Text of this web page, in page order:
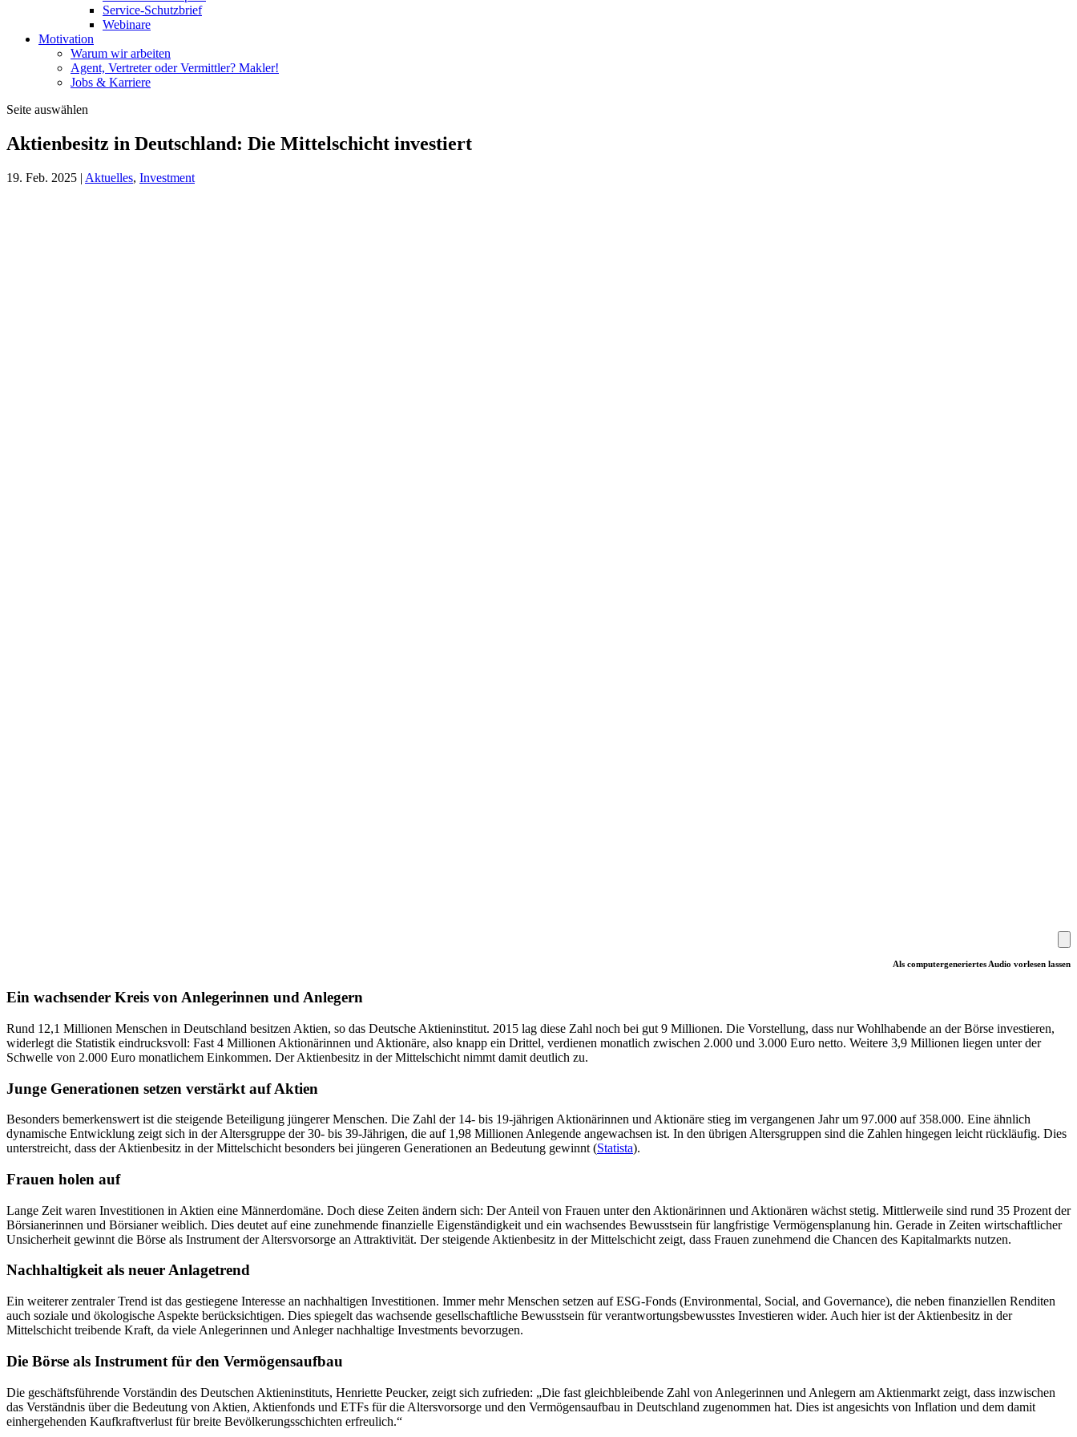
Service-Schutzbrief
Webinare
Motivation
Warum wir arbeiten
Agent, Vertreter oder Vermittler? Makler!
Jobs & Karriere
Seite auswählen
Aktienbesitz in Deutschland: Die Mittelschicht investiert
19. Feb. 2025 | Aktuelles, Investment
Als computergeneriertes Audio vorlesen lassen
Ein wachsender Kreis von Anlegerinnen und Anlegern
Rund 12,1 Millionen Menschen in Deutschland besitzen Aktien, so das Deutsche Aktieninstitut. 2015 lag diese Zahl noch bei gut 9 Millionen. Die Vorstellung, dass nur Wohlhabende an der Börse investieren,
widerlegt die Statistik eindrucksvoll: Fast 4 Millionen Aktionärinnen und Aktionäre, also knapp ein Drittel, verdienen monatlich zwischen 2.000 und 3.000 Euro netto. Weitere 3,9 Millionen liegen unter der
Schwelle von 2.000 Euro monatlichem Einkommen. Der Aktienbesitz in der Mittelschicht nimmt damit deutlich zu.
Junge Generationen setzen verstärkt auf Aktien
Besonders bemerkenswert ist die steigende Beteiligung jüngerer Menschen. Die Zahl der 14- bis 19-jährigen Aktionärinnen und Aktionäre stieg im vergangenen Jahr um 97.000 auf 358.000. Eine ähnlich
dynamische Entwicklung zeigt sich in der Altersgruppe der 30- bis 39-Jährigen, die auf 1,98 Millionen Anlegende angewachsen ist. In den übrigen Altersgruppen sind die Zahlen hingegen leicht rückläufig. Dies
unterstreicht, dass der Aktienbesitz in der Mittelschicht besonders bei jüngeren Generationen an Bedeutung gewinnt (Statista).
Frauen holen auf
Lange Zeit waren Investitionen in Aktien eine Männerdomäne. Doch diese Zeiten ändern sich: Der Anteil von Frauen unter den Aktionärinnen und Aktionären wächst stetig. Mittlerweile sind rund 35 Prozent der
Börsianerinnen und Börsianer weiblich. Dies deutet auf eine zunehmende finanzielle Eigenständigkeit und ein wachsendes Bewusstsein für langfristige Vermögensplanung hin. Gerade in Zeiten wirtschaftlicher
Unsicherheit gewinnt die Börse als Instrument der Altersvorsorge an Attraktivität. Der steigende Aktienbesitz in der Mittelschicht zeigt, dass Frauen zunehmend die Chancen des Kapitalmarkts nutzen.
Nachhaltigkeit als neuer Anlagetrend
Ein weiterer zentraler Trend ist das gestiegene Interesse an nachhaltigen Investitionen. Immer mehr Menschen setzen auf ESG-Fonds (Environmental, Social, and Governance), die neben finanziellen Renditen
auch soziale und ökologische Aspekte berücksichtigen. Dies spiegelt das wachsende gesellschaftliche Bewusstsein für verantwortungsbewusstes Investieren wider. Auch hier ist der Aktienbesitz in der
Mittelschicht treibende Kraft, da viele Anlegerinnen und Anleger nachhaltige Investments bevorzugen.
Die Börse als Instrument für den Vermögensaufbau
Die geschäftsführende Vorständin des Deutschen Aktieninstituts, Henriette Peucker, zeigt sich zufrieden: „Die fast gleichbleibende Zahl von Anlegerinnen und Anlegern am Aktienmarkt zeigt, dass inzwischen
das Verständnis über die Bedeutung von Aktien, Aktienfonds und ETFs für die Altersvorsorge und den Vermögensaufbau in Deutschland zugenommen hat. Dies ist angesichts von Inflation und dem damit
einhergehenden Kaufkraftverlust für breite Bevölkerungsschichten erfreulich.“